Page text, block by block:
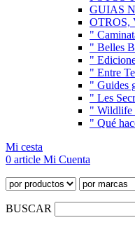
GUIAS
OTROS,
"
" Belles
"
" Entre
" Guides
" Les
" Wildlife
" Qué
Mi cesta
0 article Mi Cuenta
BUSCAR